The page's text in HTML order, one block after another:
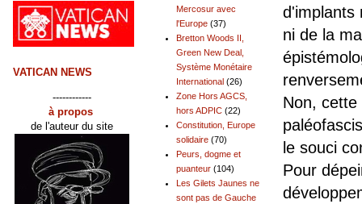
d'implants
ni de la
Non,
le souci
Pour
Mercosur avec
l'Europe (37)
Bretton Woods II,
Green New Deal,
Système Monétaire
International (26)
Zone Hors AGCS,
hors ADPIC (22)
Constitution, Europe
solidaire (70)
Peurs, dogme et
puanteur (104)
Les Gilets Jaunes ne
sont pas de Gauche
VATICAN NEWS
------------
à propos
de l'auteur du site